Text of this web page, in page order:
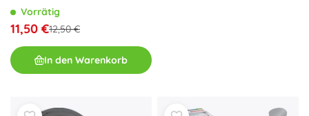
Vorrätig
11,50 €12,50 €
In den Warenkorb